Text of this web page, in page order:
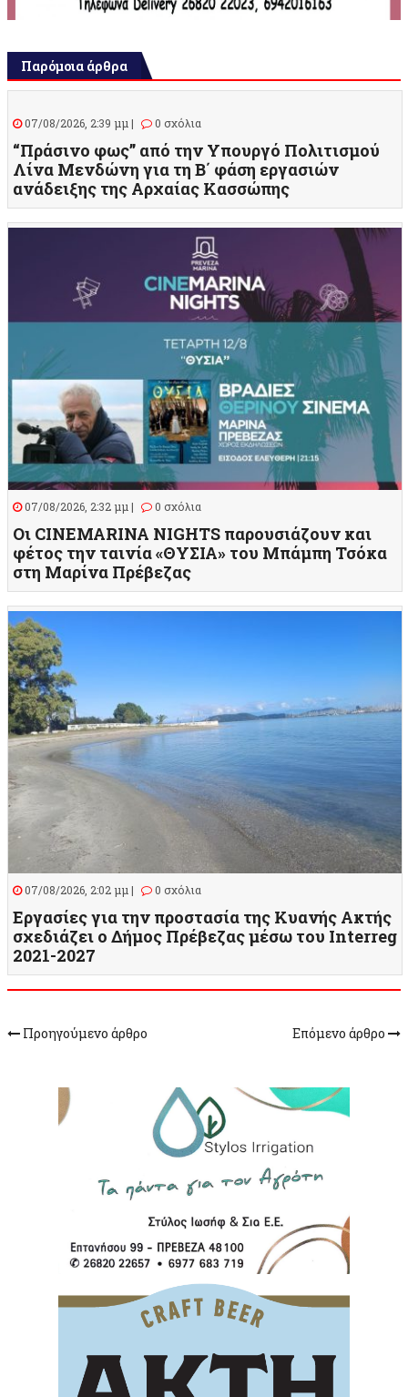
Παρόμοια άρθρα
07/08/2026, 2:39 μμ | 0 σχόλια
“Πράσινο φως” από την Υπουργό Πολιτισμού
Λίνα Μενδώνη για τη Β΄ φάση εργασιών
ανάδειξης της Αρχαίας Κασσώπης
07/08/2026, 2:32 μμ | 0 σχόλια
Οι CINEMARINA NIGHTS παρουσιάζουν και
φέτος την ταινία «ΘΥΣΙΑ» του Μπάμπη Τσόκα
στη Μαρίνα Πρέβεζας
07/08/2026, 2:02 μμ | 0 σχόλια
Εργασίες για την προστασία της Κυανής Ακτής
σχεδιάζει ο Δήμος Πρέβεζας μέσω του Interreg
2021-2027
Προηγούμενο άρθρο Επόμενο άρθρο